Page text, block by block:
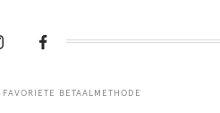
BETAALMETHODE